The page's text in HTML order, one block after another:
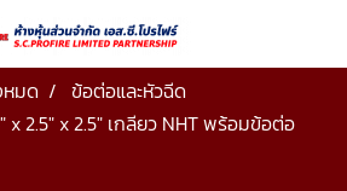
มด
ข้อต่อและหัวฉีด
x 2.5" x 2.5" เกลียว NHT พร้อมข้อต่อ